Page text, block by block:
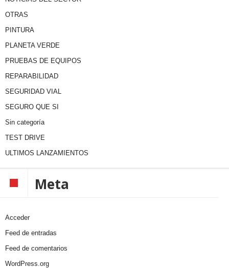
OTRAS
PINTURA
PLANETA VERDE
PRUEBAS DE EQUIPOS
REPARABILIDAD
SEGURIDAD VIAL
SEGURO QUE SI
Sin categoría
TEST DRIVE
ULTIMOS LANZAMIENTOS
Meta
Acceder
Feed de entradas
Feed de comentarios
WordPress.org